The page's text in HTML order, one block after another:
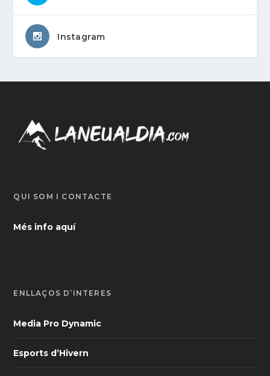
Instagram
QUI SOM I CONTACTE
Més info aquí
ENLLAÇOS D’INTERÈS
Media Pro Dynamic
Esports d’Hivern